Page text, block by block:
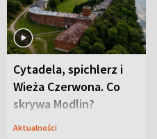
Cytadela, spichlerz i
Wieża Czerwona. Co
skrywa Modlin?
Aktualności